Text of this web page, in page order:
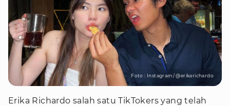
Foto : Instagram/ @erikarichardo
Erika Richardo salah satu TikTokers yang telah